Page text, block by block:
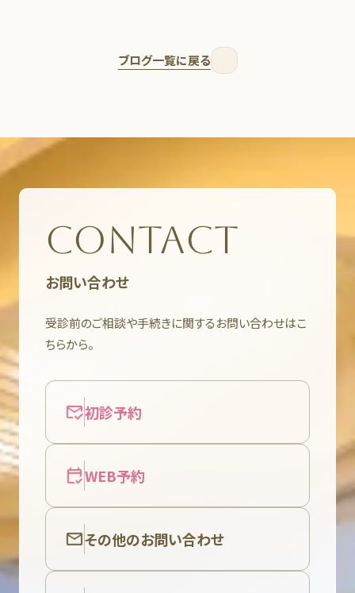
ブログ一覧に戻る
CONTACT
お問い合わせ
受診前のご相談や手続きに関するお問い合わせはこ
ちらから。
初診予約
WEB予約
その他のお問い合わせ